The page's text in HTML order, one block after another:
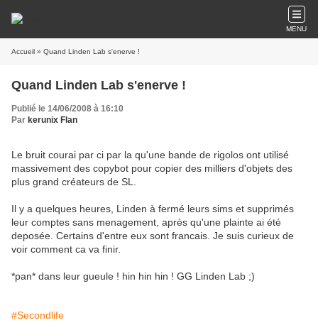
MENU
Accueil » Quand Linden Lab s'enerve !
Quand Linden Lab s'enerve !
Publié le 14/06/2008 à 16:10
Par kerunix Flan
Le bruit courai par ci par la qu'une bande de rigolos ont utilisé
massivement des copybot pour copier des milliers d'objets des
plus grand créateurs de SL.
Il y a quelques heures, Linden à fermé leurs sims et supprimés
leur comptes sans menagement, après qu'une plainte ai été
deposée. Certains d'entre eux sont francais. Je suis curieux de
voir comment ca va finir.
*pan* dans leur gueule ! hin hin hin ! GG Linden Lab ;)
#Secondlife